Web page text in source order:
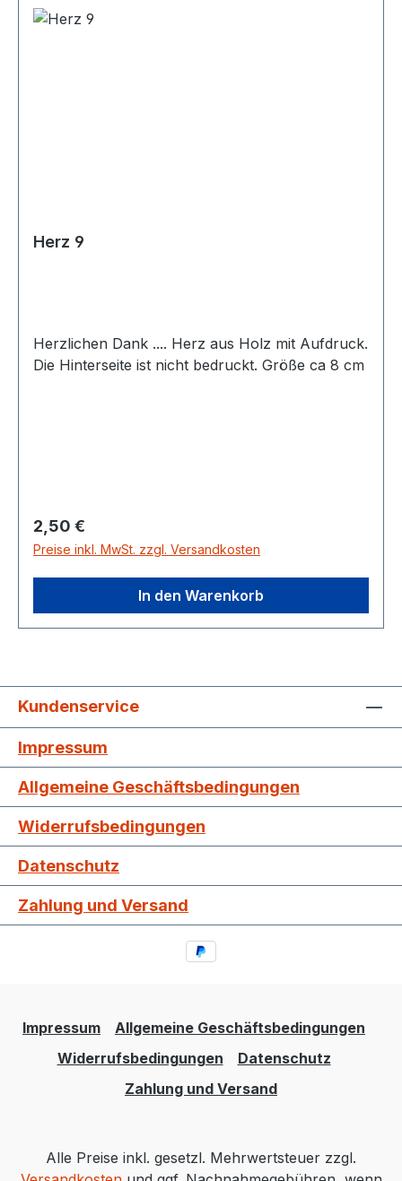
Herz 9
Herzlichen Dank .... Herz aus Holz mit Aufdruck.
Die Hinterseite ist nicht bedruckt. Größe ca 8 cm
Regulärer Preis:
2,50 €
Preise inkl. MwSt. zzgl. Versandkosten
In den Warenkorb
Kundenservice
Impressum
Allgemeine Geschäftsbedingungen
Widerrufsbedingungen
Datenschutz
Zahlung und Versand
Impressum
Allgemeine Geschäftsbedingungen
Widerrufsbedingungen
Datenschutz
Zahlung und Versand
Alle Preise inkl. gesetzl. Mehrwertsteuer zzgl.